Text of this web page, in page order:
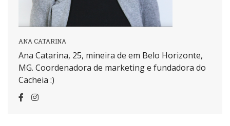
ANA CATARINA
Ana Catarina, 25, mineira de em Belo Horizonte,
MG. Coordenadora de marketing e fundadora do
Cacheia :)